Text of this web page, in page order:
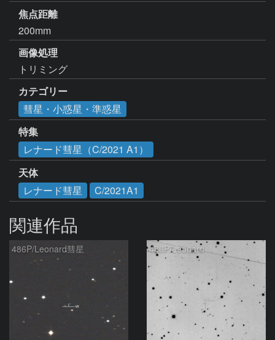
焦点距離
200mm
画像処理
トリミング
カテゴリー
彗星・小惑星・準惑星
特集
レナード彗星（C/2021 A1）
天体
レナード彗星
C/2021A1
関連作品
486P/Leonard彗星 486P/Leonard